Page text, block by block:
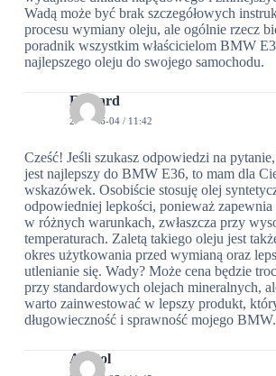
Wadą może być brak szczegółowych
procesu wymiany oleju, ale ogólnie rzecz
poradnik wszystkim właścicielom BMW
najlepszego oleju do swojego samochodu.
Edward
2024-06-04 / 11:42
Cześć! Jeśli szukasz odpowiedzi na
jest najlepszy do BMW E36, to mam dla
wskazówek. Osobiście stosuję olej
odpowiedniej lepkości, ponieważ zapewnia
w różnych warunkach, zwłaszcza przy
temperaturach. Zaletą takiego oleju jest
okres użytkowania przed wymianą oraz
utlenianie się. Wady? Może cena będzie
przy standardowych olejach mineralnych,
warto zainwestować w lepszy produkt,
długowieczność i sprawność mojego BMW.
Anatol